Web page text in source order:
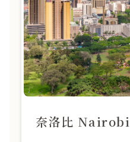
奈洛比 Nairobi